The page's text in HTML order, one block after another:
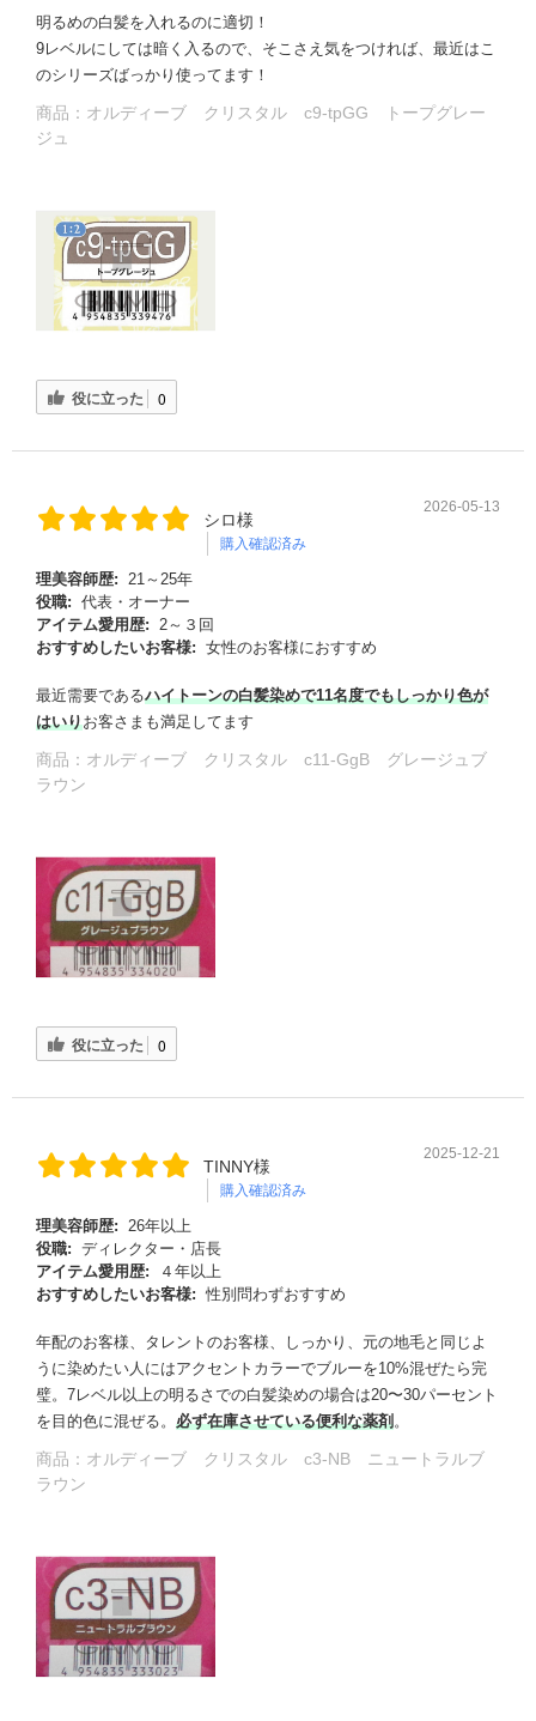
明るめの白髪を入れるのに適切！
9レベルにしては暗く入るので、そこさえ気をつければ、最近はこ
のシリーズばっかり使ってます！
商品： オルディーブ クリスタル c9-tpGG トープグレー
ジュ
役に立った 0
シロ様
購入確認済み
2026-05-13
理美容師歴: 21～25年
役職: 代表・オーナー
アイテム愛用歴: 2～３回
おすすめしたいお客様: 女性のお客様におすすめ
最近需要であるハイトーンの白髪染めで11名度でもしっかり色が
はいりお客さまも満足してます
商品： オルディーブ クリスタル c11-GgB グレージュブ
ラウン
役に立った 0
TINNY様
購入確認済み
2025-12-21
理美容師歴: 26年以上
役職: ディレクター・店長
アイテム愛用歴:
４年以上
おすすめしたいお客様: 性別問わずおすすめ
年配のお客様、タレントのお客様、しっかり、元の地毛と同じよ
うに染めたい人にはアクセントカラーでブルーを10%混ぜたら完
璧。7レベル以上の明るさでの白髪染めの場合は20〜30パーセント
を目的色に混ぜる。 必ず在庫させている便利な薬剤 。
商品： オルディーブ クリスタル c3-NB ニュートラルブ
ラウン